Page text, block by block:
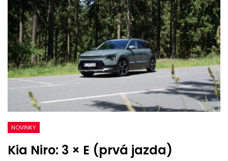
NOVINKY
Kia Niro: 3 × E (prvá jazda)